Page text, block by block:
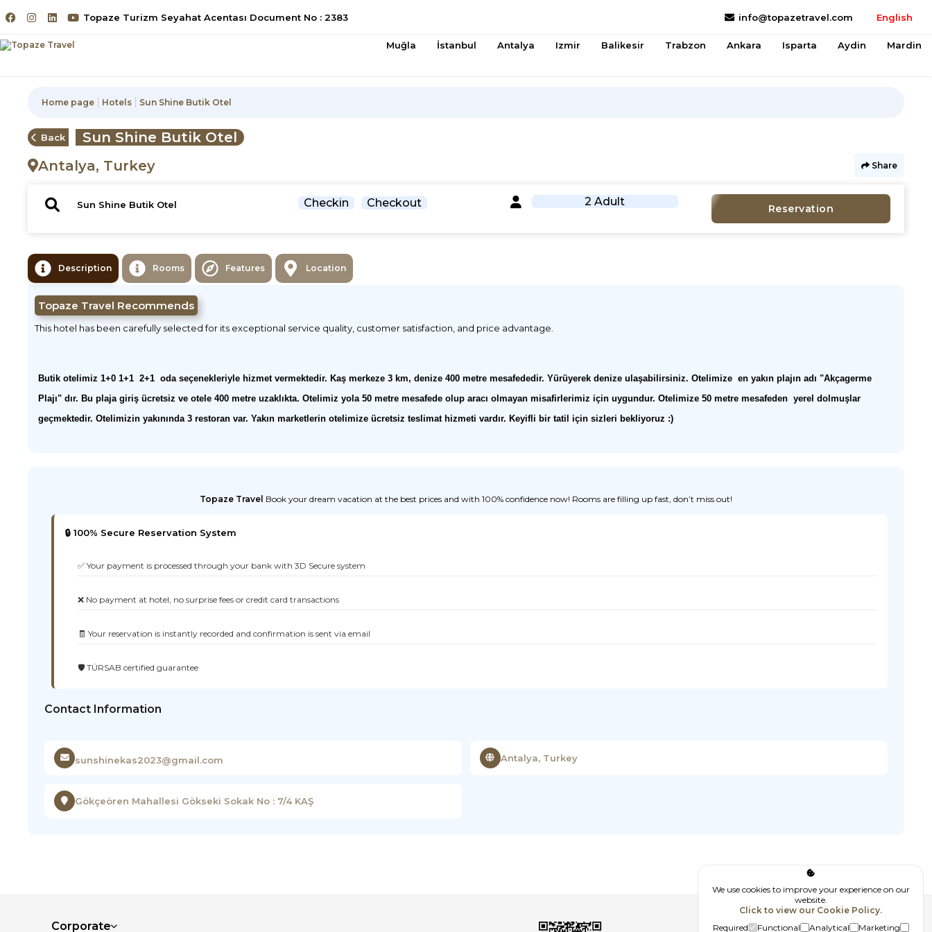
Topaze Turizm Seyahat Acentası Document No : 2383 info@topazetravel.com English
Muğla İstanbul Antalya Izmir Balikesir Trabzon Ankara Isparta Aydin Mardin
Home page Hotels Sun Shine Butik Otel
Back
Sun Shine Butik Otel
Antalya, Turkey
Share
Checkin Checkout 2 Adult
Reservation
Description Rooms Features Location
Topaze Travel Recommends
This hotel has been carefully selected for its exceptional service quality, customer satisfaction, and price advantage.
Butik otelimiz 1+0 1+1 2+1 oda seçenekleriyle hizmet vermektedir. Kaş merkeze 3 km, denize 400 metre mesafededir. Yürüyerek denize ulaşabilirsiniz. Otelimize en yakın plajın adı "Akçagerme
Plajı" dır. Bu plaja giriş ücretsiz ve otele 400 metre uzaklıkta. Otelimiz yola 50 metre mesafede olup aracı olmayan misafirlerimiz için uygundur. Otelimize 50 metre mesafeden yerel dolmuşlar
geçmektedir. Otelimizin yakınında 3 restoran var. Yakın marketlerin otelimize ücretsiz teslimat hizmeti vardır. Keyifli bir tatil için sizleri bekliyoruz :)
Topaze Travel Book your dream vacation at the best prices and with 100% confidence now! Rooms are filling up fast, don’t miss out!
🔒 100% Secure Reservation System
✅ Your payment is processed through your bank with 3D Secure system
❌ No payment at hotel, no surprise fees or credit card transactions
🧾 Your reservation is instantly recorded and confirmation is sent via email
🛡️ TÜRSAB certified guarantee
Contact Information
sunshinekas2023@gmail.com Antalya, Turkey
Gökçeören Mahallesi Gökseki Sokak No : 7/4 KAŞ
Corporate Follow us
We use cookies to improve your experience on our
website.
Click to view our Cookie Policy.
Required
Functional Analytical Marketing